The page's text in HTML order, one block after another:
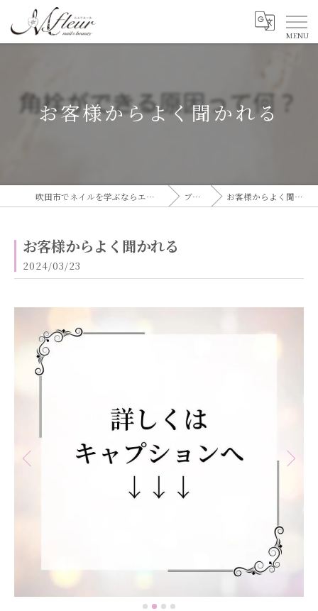
お客様からよく聞かれる
吹田市でネイルを学ぶならエムフルール ブログ お客様からよく聞かれる
お客様からよく聞かれる
2024/03/23